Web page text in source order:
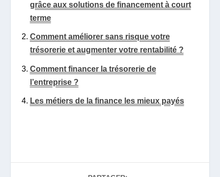
grâce aux solutions de financement à court
terme
Comment améliorer sans risque votre
trésorerie et augmenter votre rentabilité ?
Comment financer la trésorerie de
l’entreprise ?
Les métiers de la finance les mieux payés